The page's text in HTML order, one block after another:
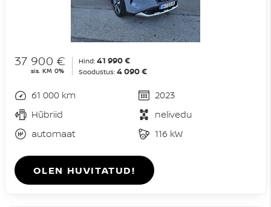
37 900 €
sis. KM 0%
Hind: 41 990 €
Soodustus: 4 090 €
61 000 km
2023
Hübriid
nelivedu
automaat
116 kW
OLEN HUVITATUD!